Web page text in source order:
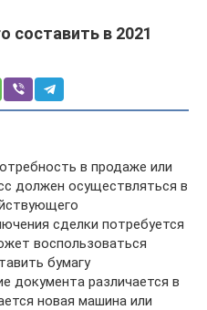
составить в 2021
в продаже или
должен осуществляться в
сделки потребуется
воспользоваться
бумагу
документа различается в
новая машина или